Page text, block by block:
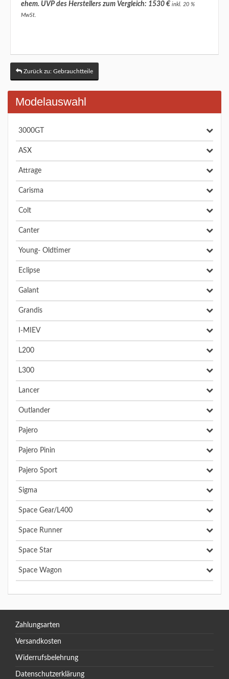
ehem. UVP des Herstellers zum Vergleich: 1530 € inkl. 20 %
MwSt.
Zurück zu: Gebrauchtteile
Modelauswahl
3000GT
ASX
Attrage
Carisma
Colt
Canter
Young- Oldtimer
Eclipse
Galant
Grandis
I-MIEV
L200
L300
Lancer
Outlander
Pajero
Pajero Pinin
Pajero Sport
Sigma
Space Gear/L400
Space Runner
Space Star
Space Wagon
Zahlungsarten
Versandkosten
Widerrufsbelehrung
Datenschutzerklärung